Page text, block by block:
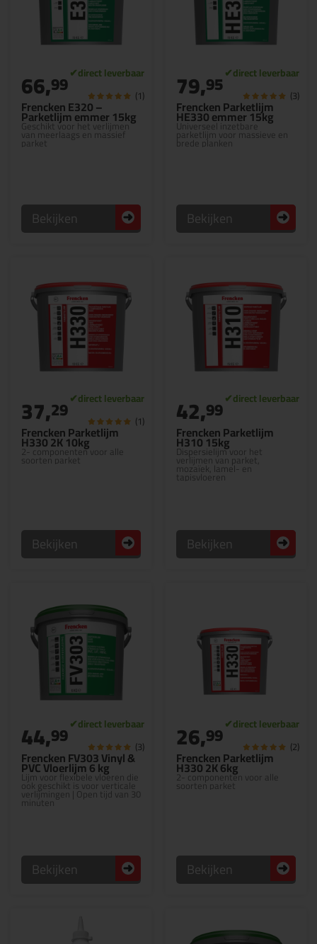
Frencken E320 –
Parketlijm emmer 15kg
Geschikt voor het verlijmen
van meerlaags en massief
parket
66,99 (1)
Bekijken
Frencken Parketlijm
HE330 emmer 15kg
Universeel inzetbare
parketlijm voor massieve en
brede planken
79,95 (3)
Bekijken
Frencken Parketlijm
H330 2K 10kg
2- componenten voor alle
soorten parket
37,29 (1)
Bekijken
Frencken Parketlijm
H310 15kg
Dispersielijm voor het
verlijmen van parket,
mozaïek, lamel- en
tapisvloeren
42,99
Bekijken
Frencken FV303 Vinyl &
PVC Vloerlijm 6 kg
Lijm voor flexibele vloeren die
ook geschikt is voor verticale
verlijmingen | Open tijd van 30
minuten
44,99 (3)
Bekijken
Frencken Parketlijm
H330 2K 6kg
2- componenten voor alle
soorten parket
26,99 (2)
Bekijken